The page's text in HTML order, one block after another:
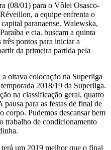
(08/01) para o Vôlei Osasco-
a equipe enfrenta o
paranaense. Walewska,
e cia. buscam a quinta
pontos para iniciar a
da primeira partida pela
oitava colocação na Superliga
2018/19 da Superliga.
na classificação geral, quatro
pausa para as festas de final de
corpo. Pudemos descansar bem
trabalho de condicionamento
um 2019 melhor que o final